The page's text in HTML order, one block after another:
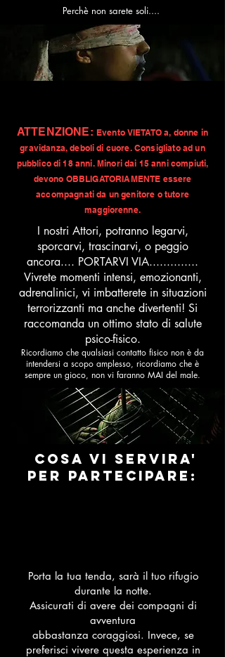
Perchè non sarete soli....
ATTENZIONE: Evento VIETATO a, donne in
gravidanza, deboli di cuore. Consigliato ad un
pubblico di 18 anni. Minori dai 15 anni compiuti,
devono OBBLIGATORIAMENTE essere
accompagnati da un genitore o tutore
maggiorenne.
I nostri Attori, potranno legarvi,
sporcarvi, trascinarvi, o peggio
ancora.... PORTARVI VIA..............
Vivrete momenti intensi, emozionanti,
adrenalinici, vi imbatterete in situazioni
terrorizzanti ma anche divertenti! Si
raccomanda un ottimo stato di salute
psico-fisico.
Ricordiamo che qualsiasi contatto fisico non è da
intendersi a scopo amplesso, ricordiamo che è
sempre un gioco, non vi faranno MAI del male.
COSA VI SERVIRA'
PER PARTECIPARE:
Porta la tua tenda, sarà il tuo rifugio
durante la notte.
Assicurati di avere dei compagni di
avventura
abbastanza coraggiosi. Invece, se
preferisci vivere questa esperienza in